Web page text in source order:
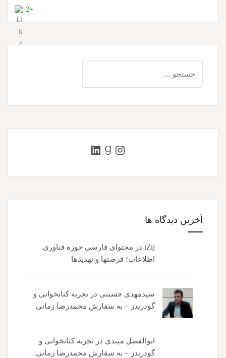
+2
برای:
اینستاگرم
گودریدز
لینکداین
آخرین دیدگاه ها
iZij در محتوای فارسی حوزه فناوری
اطلاعات؛ فرصتها و تهدیدها
سیدمهدی حسینی در تجربه کتابخوانی و
گودریدز – به سفارش محمدرضا زمانی
ابوالفضل میبدی در تجربه کتابخوانی و
گودریدز – به سفارش محمدرضا زمانی